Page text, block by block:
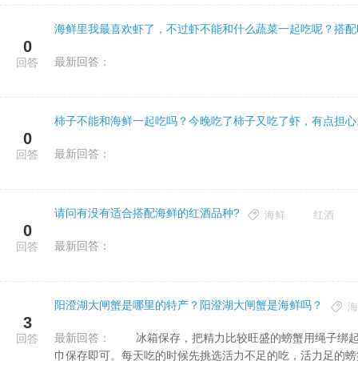
0
回答
海鲜里我最喜欢虾了，不过虾不能和什么蔬菜一起吃呢？搭
最新回答：
0
回答
柿子不能和海鲜一起吃吗？今晚吃了柿子又吃了虾，有点担
最新回答：
0
回答
请问有没有适合搭配海鲜的红酒品种? 海鲜 红酒
最新回答：
3
回答
阳澄湖大闸蟹是哪里的特产？阳澄湖大闸蟹是海鲜吗？
最新回答：
巾保存即可。每天吃的时候先挑选活力不足的吃，活力足的